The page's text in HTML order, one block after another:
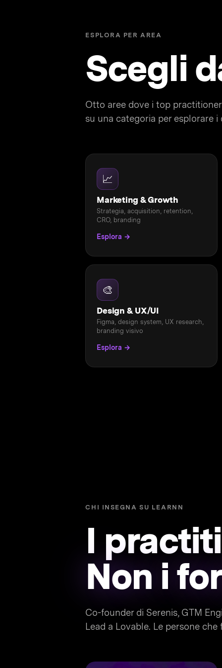
ESPLORA PER AREA
Scegli
Otto aree dove i top
su una categoria per esplorare i
📈
Marketing & Growth
Strategia, acquisition, retention,
CRO, branding
Esplora →
🎨
Design & UX/UI
Figma, design system, UX research,
branding visivo
Esplora →
CHI INSEGNA SU LEARNN
I
Non i
Co-founder di Serenis, GTM
Lead a Lovable. Le persone